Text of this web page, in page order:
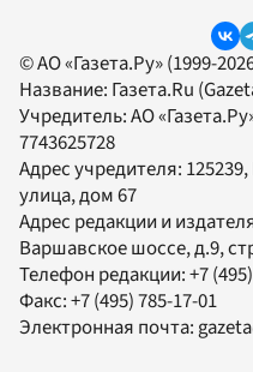
© АО «Газета.Ру» (1999-
Название: Газета.Ru
Учредитель:АО
7743625728
Адрес учредителя:
улица, дом 67
Адрес редакции и
Варшавское шоссе, д.9,
Телефон редакции:+7
Факс:+7 (495) 785-17-01
Электронная почта: